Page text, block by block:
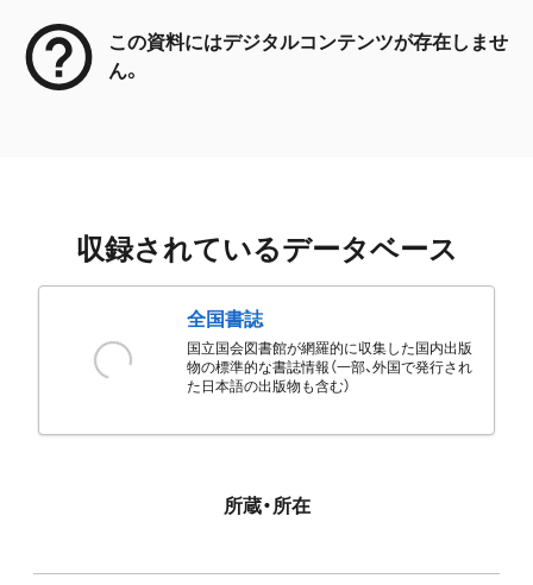
この資料にはデジタルコンテンツが存在しませ
ん。
収録されているデータベース
全国書誌
国立国会図書館が網羅的に収集した国内出版
物の標準的な書誌情報（一部、外国で発行され
た日本語の出版物も含む）
所蔵・所在